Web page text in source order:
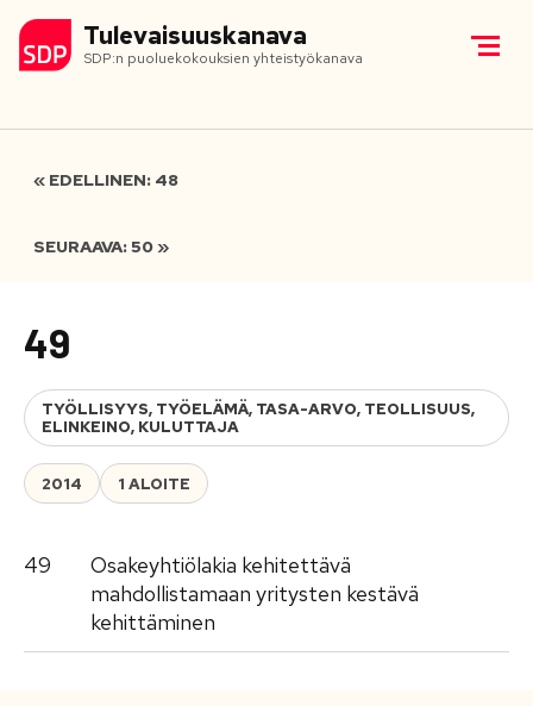
Tulevaisuuskanava
SDP:n puoluekokouksien yhteistyökanava
« EDELLINEN: 48
SEURAAVA: 50 »
49
TYÖLLISYYS, TYÖELÄMÄ, TASA-ARVO, TEOLLISUUS,
ELINKEINO, KULUTTAJA
2014 1 ALOITE
49
Osakeyhtiölakia kehitettävä
mahdollistamaan yritysten kestävä
kehittäminen